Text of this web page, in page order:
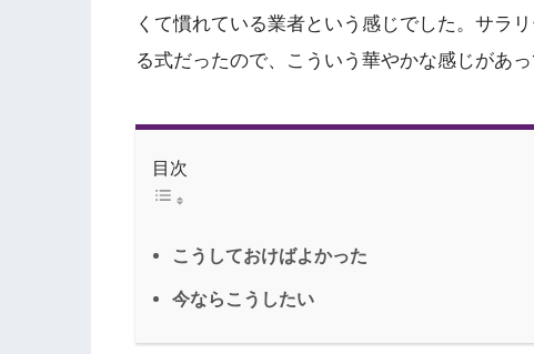
くて慣れている業者という感じでした。サラ
る式だったので、こういう華やかな感じがあ
目次
こうしておけばよかった
今ならこうしたい